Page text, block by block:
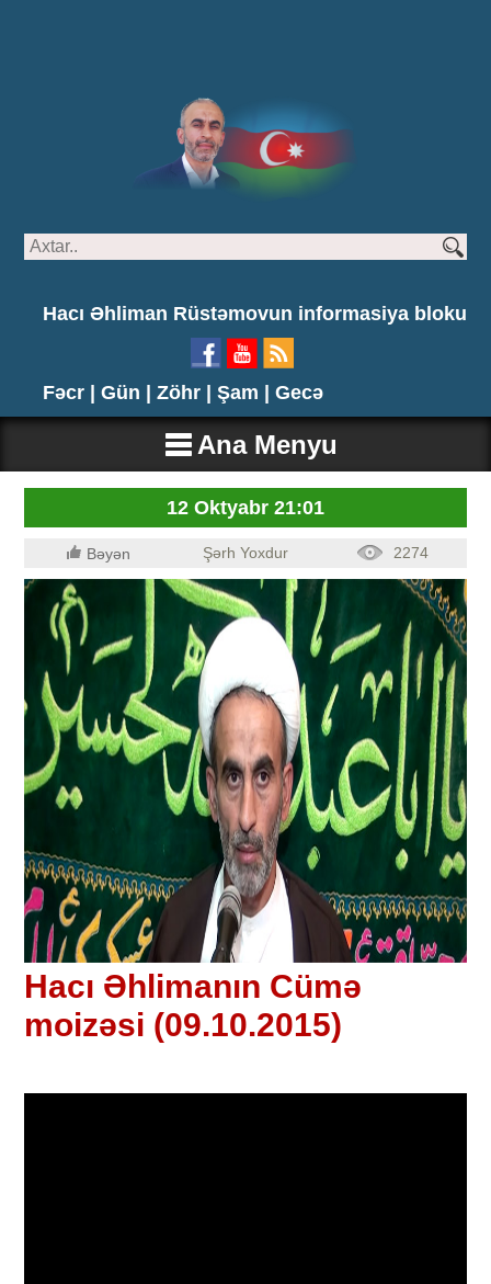
Hacı Əhliman Rüstəmovun informasiya bloku
Fəcr | Gün | Zöhr | Şam | Gecə
Ana Menyu
12 Oktyabr 21:01
Bəyən Şərh Yoxdur 2274
Hacı Əhlimanın Cümə
moizəsi (09.10.2015)